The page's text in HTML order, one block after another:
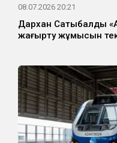
08.07.2026 20:21
Дархан Сатыбалды
жаңғырту жұмысын